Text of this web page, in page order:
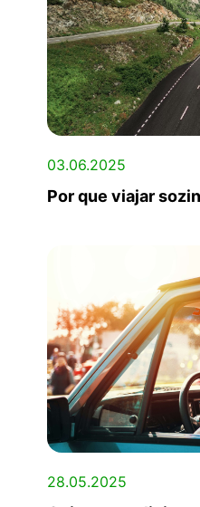
03.06.2025
Por que viajar
28.05.2025